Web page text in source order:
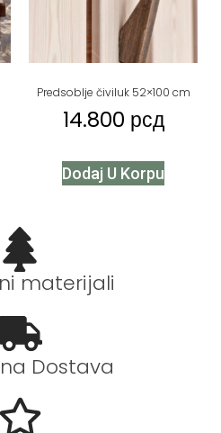
Predsoblje čiviluk 52×100 cm
14.800 рсд
Dodaj U Korpu
materijali
Dostava